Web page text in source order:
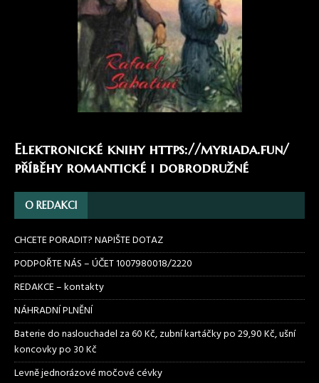
Elektronické knihy https://myriada.fun/
příběhy romantické i dobrodružné
O REDAKCI
CHCETE PORADIT? NAPIŠTE DOTAZ
PODPOŘTE NÁS – ÚČET 1007980018/2220
REDAKCE – kontakty
NÁHRADNÍ PLNĚNÍ
Baterie do naslouchadel za 60 Kč, zubní kartáčky po 29,90 Kč, ušní
koncovky po 30 Kč
Levně jednorázové močové cévky